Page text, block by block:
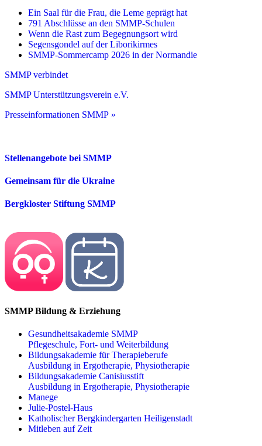
Ein Saal für die Frau, die Leme geprägt hat
791 Abschlüsse an den SMMP-Schulen
Wenn die Rast zum Begegnungsort wird
Segensgondel auf der Liborikirmes
SMMP-Sommercamp 2026 in der Normandie
SMMP verbindet
SMMP Unterstützungsverein e.V.
Presseinformationen SMMP »
Stellenangebote bei SMMP
Gemeinsam für die Ukraine
Bergkloster Stiftung SMMP
SMMP Bildung & Erziehung
Gesundheitsakademie SMMP
Pflegeschule, Fort- und Weiterbildung
Bildungsakademie für Therapieberufe
Ausbildung in Ergotherapie, Physiotherapie
Bildungsakademie Canisiusstift
Ausbildung in Ergotherapie, Physiotherapie
Manege
Julie-Postel-Haus
Katholischer Bergkindergarten Heiligenstadt
Mitleben auf Zeit